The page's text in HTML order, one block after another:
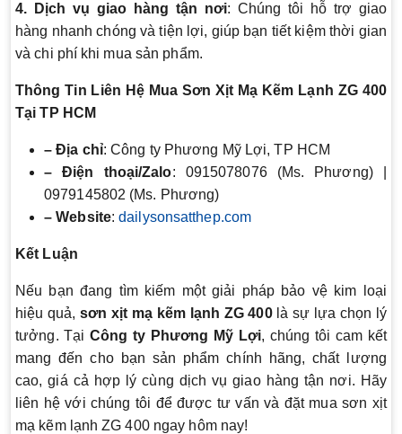
4. Dịch vụ giao hàng tận nơi: Chúng tôi hỗ trợ giao
hàng nhanh chóng và tiện lợi, giúp bạn tiết kiệm thời gian
và chi phí khi mua sản phẩm.
Thông Tin Liên Hệ Mua Sơn Xịt Mạ Kẽm Lạnh ZG 400
Tại TP HCM
– Địa chỉ: Công ty Phương Mỹ Lợi, TP HCM
– Điện thoại/Zalo: 0915078076 (Ms. Phương) |
0979145802 (Ms. Phương)
– Website:dailysonsatthep.com
Kết Luận
Nếu bạn đang tìm kiếm một giải pháp bảo vệ kim loại
hiệu quả,sơn xịt mạ kẽm lạnh ZG 400là sự lựa chọn lý
tưởng. TạiCông ty Phương Mỹ Lợi, chúng tôi cam kết
mang đến cho bạn sản phẩm chính hãng, chất lượng
cao, giá cả hợp lý cùng dịch vụ giao hàng tận nơi. Hãy
liên hệ với chúng tôi để được tư vấn và đặt mua sơn xịt
mạ kẽm lạnh ZG 400 ngay hôm nay!